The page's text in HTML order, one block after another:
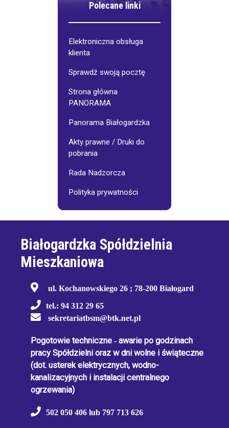
Polecane linki
Elektroniczna obsługa
klienta
Sprawdź swoją pocztę
Strona główna
PANORAMA
Panorama Białogardzka
Akty prawne / Druki do
pobrania
Rada Nadzorcza
Polityka prywatności
Białogardzka Spółdzielnia
Mieszkaniowa
ul. Kochanowskiego 26 ; 78-200 Białogard
tel.: 94 312 29 65
sekretariatbsm@btk.net.pl
Pogotowie techniczne - awarie po godzinach
pracy Spółdzielni oraz w dni wolne i świąteczne
(dot. usterek elektrycznych, wodno-
kanalizacyjnych i instalacji centralnego
ogrzewania)
502 050 406 lub 797 713 626